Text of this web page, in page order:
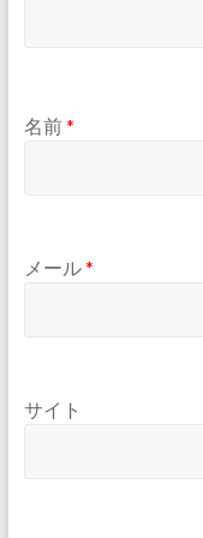
名前*
メール*
サイト